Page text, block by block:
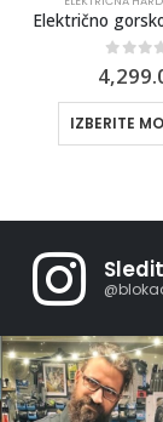
0 out
IZBERITE